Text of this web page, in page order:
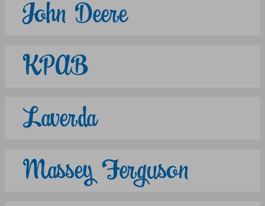
John Deere
KPAB
Laverda
Massey Ferguson